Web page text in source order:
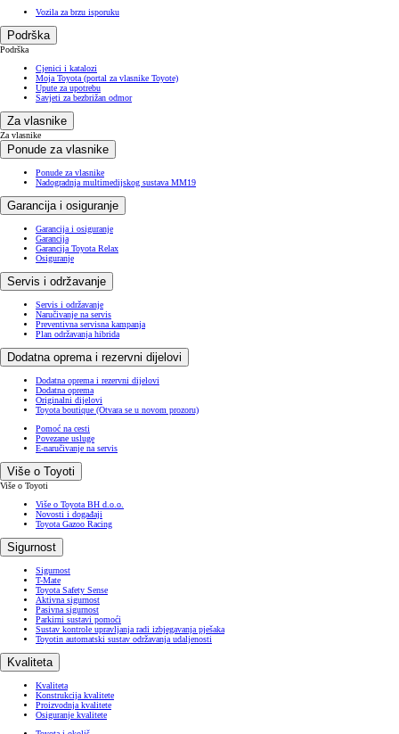
Vozila za brzu isporuku
Podrška
Podrška
Cjenici i katalozi
Moja Toyota (portal za vlasnike Toyote)
Upute za upotrebu
Savjeti za bezbrižan odmor
Za vlasnike
Za vlasnike
Ponude za vlasnike
Ponude za vlasnike
Nadogradnja multimedijskog sustava MM19
Garancija i osiguranje
Garancija i osiguranje
Garancija
Garancija Toyota Relax
Osiguranje
Servis i održavanje
Servis i održavanje
Naručivanje na servis
Preventivna servisna kampanja
Plan održavanja hibrida
Dodatna oprema i rezervni dijelovi
Dodatna oprema i rezervni dijelovi
Dodatna oprema
Originalni dijelovi
Toyota boutique (Otvara se u novom prozoru)
Pomoć na cesti
Povezane usluge
E-naručivanje na servis
Više o Toyoti
Više o Toyoti
Više o Toyota BH d.o.o.
Novosti i događaji
Toyota Gazoo Racing
Sigurnost
Sigurnost
T-Mate
Toyota Safety Sense
Aktivna sigurnost
Pasivna sigurnost
Parkirni sustavi pomoći
Sustav kontrole upravljanja radi izbjegavanja pješaka
Toyotin automatski sustav održavanja udaljenosti
Kvaliteta
Kvaliteta
Konstrukcija kvalitete
Proizvodnja kvalitete
Osiguranje kvalitete